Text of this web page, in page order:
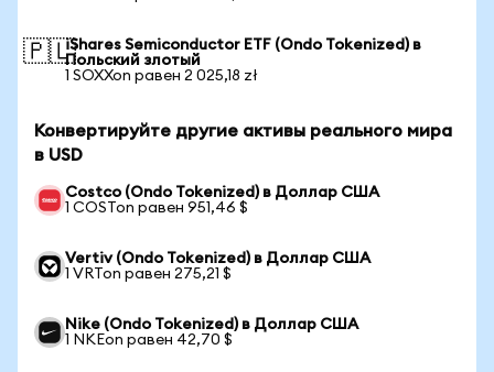
🇵🇱iShares Semiconductor ETF (Ondo Tokenized) в
Польский злотый
1 SOXXon равен 2 025,18 zł
Конвертируйте другие активы реального мира
в USD
Costco (Ondo Tokenized) в Доллар США
1 COSTon равен 951,46 $
Vertiv (Ondo Tokenized) в Доллар США
1 VRTon равен 275,21 $
Nike (Ondo Tokenized) в Доллар США
1 NKEon равен 42,70 $